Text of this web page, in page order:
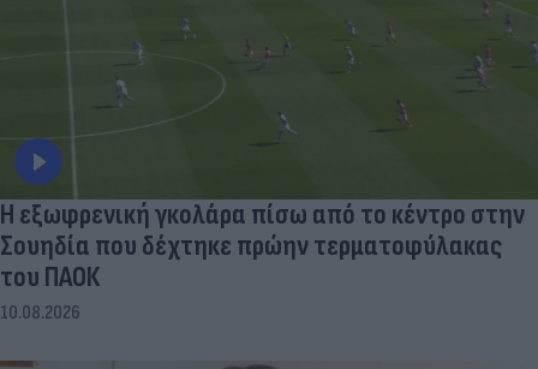
Η εξωφρενική γκολάρα πίσω από το κέντρο στην
Σουηδία που δέχτηκε πρώην τερματοφύλακας
του ΠΑΟΚ
10.08.2026